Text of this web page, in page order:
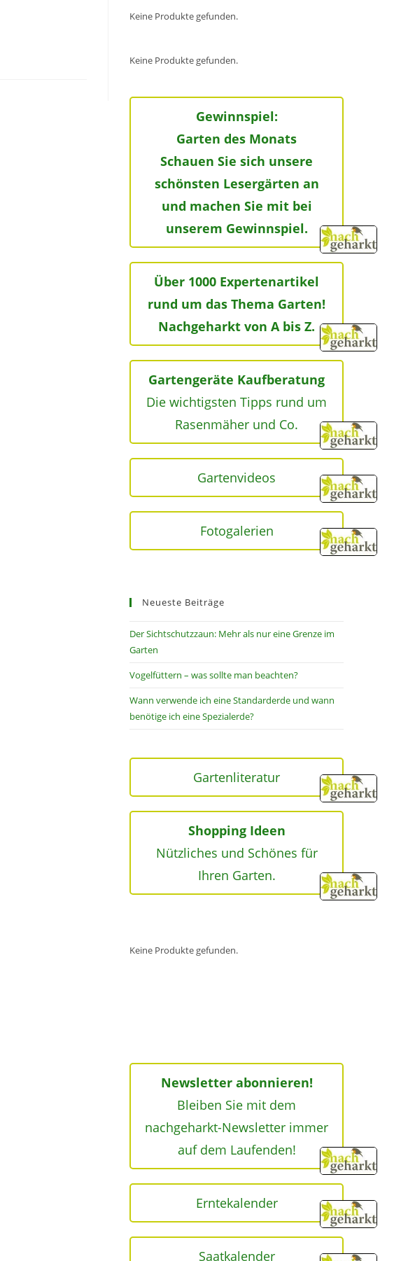
Keine Produkte gefunden.
Keine Produkte gefunden.
Gewinnspiel:
Garten des Monats
Schauen Sie sich unsere
schönsten Lesergärten an
und machen Sie mit bei
unserem Gewinnspiel.
Über 1000 Expertenartikel
rund um das Thema Garten!
Nachgeharkt von A bis Z.
Gartengeräte Kaufberatung
Die wichtigsten Tipps rund um
Rasenmäher und Co.
Gartenvideos
Fotogalerien
Neueste Beiträge
Der Sichtschutzzaun: Mehr als nur eine Grenze im
Garten
Vogelfüttern – was sollte man beachten?
Wann verwende ich eine Standarderde und wann
benötige ich eine Spezialerde?
Gartenliteratur
Shopping Ideen
Nützliches und Schönes für
Ihren Garten.
Keine Produkte gefunden.
Newsletter abonnieren!
Bleiben Sie mit dem
nachgeharkt-Newsletter immer
auf dem Laufenden!
Erntekalender
Saatkalender